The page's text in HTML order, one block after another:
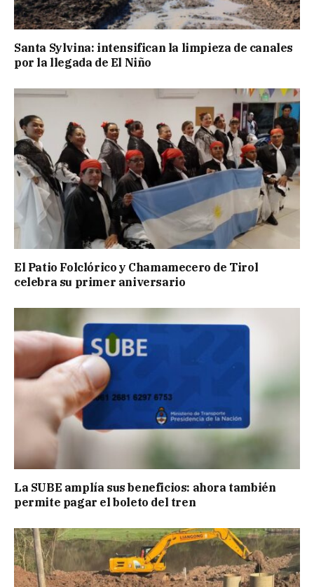
Santa Sylvina: intensifican la limpieza de canales
por la llegada de El Niño
El Patio Folclórico y Chamamecero de Tirol
celebra su primer aniversario
La SUBE amplía sus beneficios: ahora también
permite pagar el boleto del tren